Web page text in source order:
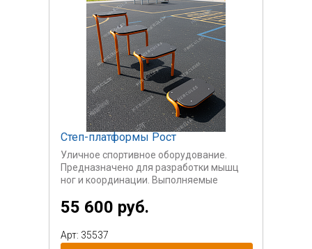
Степ-платформы Рост
Уличное спортивное оборудование.
Предназначено для разработки мышц
ног и координации. Выполняемые
платформа, а также как платформа для
запрыгивания.
Предназначена для взрослых
пользователей старше 14 лет.
55 600 руб.
Арт: 35537